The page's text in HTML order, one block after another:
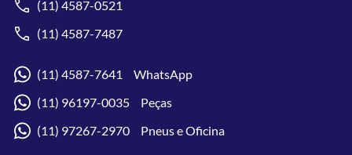
(11) 4587-0521
(11) 4587-7487
(11) 4587-7641 WhatsApp
(11) 96197-0035 Peças
(11) 97267-2970 Pneus e Oficina